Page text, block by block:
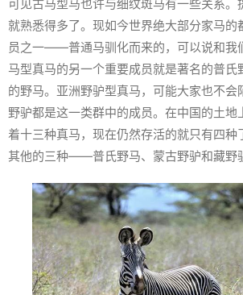
可见古马型马也许与细纹斑马有一些关系。
就熟悉得多了。现如今世界绝大部分家马的
员之一——普通马驯化而来的，可以说和我
马型真马的另一个重要成员就是著名的普氏
的野马。亚洲野驴型真马，可能大家也不会
野驴都是这一类群中的成员。在中国的土地
着十三种真马，现在仍然存活的就只有四种
其他的三种——普氏野马、蒙古野驴和藏野